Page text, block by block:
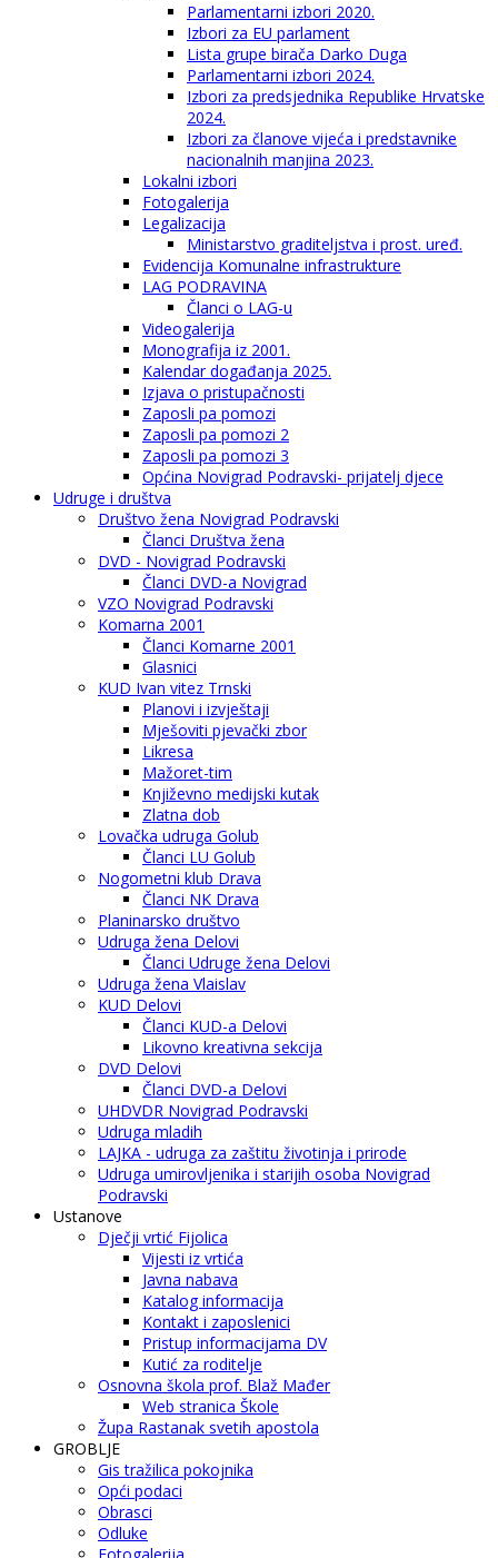
Parlamentarni izbori 2020.
Izbori za EU parlament
Lista grupe birača Darko Duga
Parlamentarni izbori 2024.
Izbori za predsjednika Republike Hrvatske
2024.
Izbori za članove vijeća i predstavnike
nacionalnih manjina 2023.
Lokalni izbori
Fotogalerija
Legalizacija
Ministarstvo graditeljstva i prost. uređ.
Evidencija Komunalne infrastrukture
LAG PODRAVINA
Članci o LAG-u
Videogalerija
Monografija iz 2001.
Kalendar događanja 2025.
Izjava o pristupačnosti
Zaposli pa pomozi
Zaposli pa pomozi 2
Zaposli pa pomozi 3
Općina Novigrad Podravski- prijatelj djece
Udruge i društva
Društvo žena Novigrad Podravski
Članci Društva žena
DVD - Novigrad Podravski
Članci DVD-a Novigrad
VZO Novigrad Podravski
Komarna 2001
Članci Komarne 2001
Glasnici
KUD Ivan vitez Trnski
Planovi i izvještaji
Mješoviti pjevački zbor
Likresa
Mažoret-tim
Književno medijski kutak
Zlatna dob
Lovačka udruga Golub
Članci LU Golub
Nogometni klub Drava
Članci NK Drava
Planinarsko društvo
Udruga žena Delovi
Članci Udruge žena Delovi
Udruga žena Vlaislav
KUD Delovi
Članci KUD-a Delovi
Likovno kreativna sekcija
DVD Delovi
Članci DVD-a Delovi
UHDVDR Novigrad Podravski
Udruga mladih
LAJKA - udruga za zaštitu životinja i prirode
Udruga umirovljenika i starijih osoba Novigrad
Podravski
Ustanove
Dječji vrtić Fijolica
Vijesti iz vrtića
Javna nabava
Katalog informacija
Kontakt i zaposlenici
Pristup informacijama DV
Kutić za roditelje
Osnovna škola prof. Blaž Mađer
Web stranica Škole
Župa Rastanak svetih apostola
GROBLJE
Gis tražilica pokojnika
Opći podaci
Obrasci
Odluke